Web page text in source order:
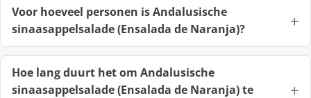
Voor hoeveel personen is Andalusische
sinaasappelsalade (Ensalada de Naranja)?
Hoe lang duurt het om Andalusische
sinaasappelsalade (Ensalada de Naranja) te